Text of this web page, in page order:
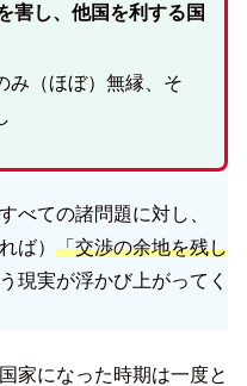
害し、他国を利する国
み（ほぼ）無縁、そ
べての諸問題に対し、
ば） 「交渉の余地を残し
現実が浮かび上がってく
家になった時期は一度と